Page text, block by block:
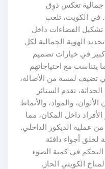
تعكس ذوق
الكويت، تلعب
الفضاءات داخل
الهوية الجمالية لكل
في خيارات تصميم
يتناسب مع احتياجاتهم
تضيف لمسة من الأصالة،
تقدم الستائر
والمواد، والأنماط
داخل المكان، مما
عملية الديكور الداخلي.
أجواء دافئة
في كمية الضوء
الكويتي الحار.